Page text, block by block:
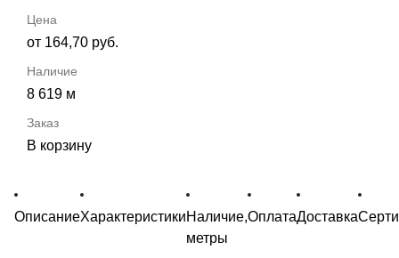
от 164,70 руб.
8 619 м
В корзину
ОписаниеХарактеристикиНаличие,
метры
ОплатаДоставка